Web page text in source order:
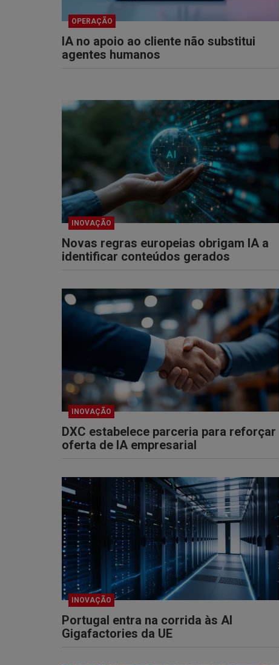
OPERAÇÃO
IA no apoio ao cliente não substitui
agentes humanos
INOVAÇÃO
Novas regras europeias obrigam IA a
identificar conteúdos gerados
INOVAÇÃO
DXC estabelece parceria para reforçar
oferta de IA empresarial
INOVAÇÃO
Portugal entra na corrida às AI
Gigafactories da UE